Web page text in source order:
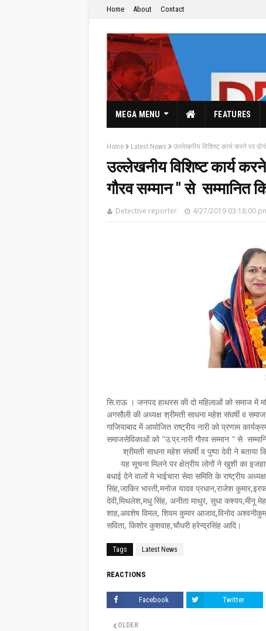
Home About Contact
MEGA MENU FEATURES
Home Latest News उल्लेखनीय विशिष्ट कार्य करने पर
उल्लेखनीय विशिष्ट कार्य
गौरव सम्मान " से सम्मानित
Detective reporter 4/27/2019 03:18:00
सि.राऊ । जनपद हाथरस की दो महिलाओं को समाज में
अगसौली की अध्यक्ष श्रीमती साधना महेश संघर्षी व
गाजियाबाद में आयोजित राष्ट्रीय नारी को प्रणाम
समाजसेविकाओं को "उ.प्र.नारी गौरव सम्मान " से
श्रीमती साधना महेश संघर्षी व पुष्पा देवी ने बताया
यह सूचना मिलने पर क्षेत्रीय लोगों ने खुशी का इजहार
बधाई देने वालों मे भाईचारा सेवा समिति के राष्ट्रीय
सिंह,जाकिर भारती,मनोज यादव प्रधान,राजेश
देवी,मिथलेश,मधु सिंह, अनीता माथुर, सुधा कश्यप,मीनू
शाह,अवशेष विमल, शिवम कुमार आजाद,विनोद
सविता, किशोर कुशवाह,चौधरी हरेन्द्रसिंह आदि।
Tags Latest News
REACTIONS
Facebook Twitter
OLDER